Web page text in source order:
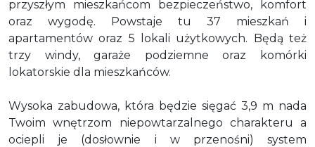
przyszłym mieszkańcom bezpieczeństwo, komfort
oraz wygodę. Powstaje tu 37 mieszkań i
apartamentów oraz 5 lokali użytkowych. Będą też
trzy windy, garaże podziemne oraz komórki
lokatorskie dla mieszkańców.
Wysoka zabudowa, która będzie sięgać 3,9 m nada
Twoim wnętrzom niepowtarzalnego charakteru a
ociepli je (dosłownie i w przenośni) system